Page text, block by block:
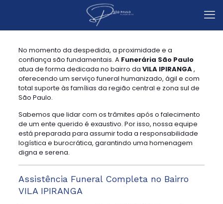
No momento da despedida, a proximidade e a
confiança são fundamentais. A Funerária São Paulo
atua de forma dedicada no bairro da VILA IPIRANGA,
oferecendo um serviço funeral humanizado, ágil e com
total suporte às famílias da região central e zona sul de
São Paulo.
Sabemos que lidar com os trâmites após o falecimento
de um ente querido é exaustivo. Por isso, nossa equipe
está preparada para assumir toda a responsabilidade
logística e burocrática, garantindo uma homenagem
digna e serena.
Assistência Funeral Completa no Bairro
VILA IPIRANGA